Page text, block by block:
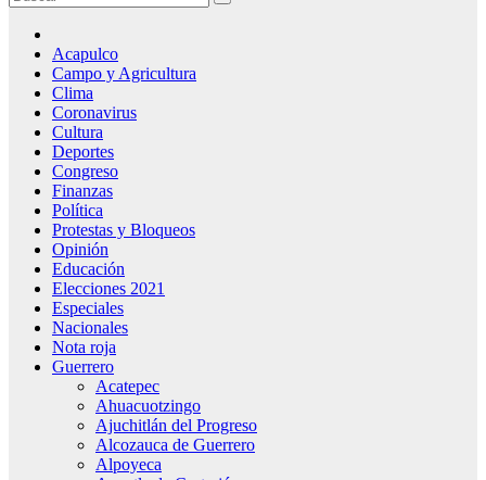
Acapulco
Campo y Agricultura
Clima
Coronavirus
Cultura
Deportes
Congreso
Finanzas
Política
Protestas y Bloqueos
Opinión
Educación
Elecciones 2021
Especiales
Nacionales
Nota roja
Guerrero
Acatepec
Ahuacuotzingo
Ajuchitlán del Progreso
Alcozauca de Guerrero
Alpoyeca